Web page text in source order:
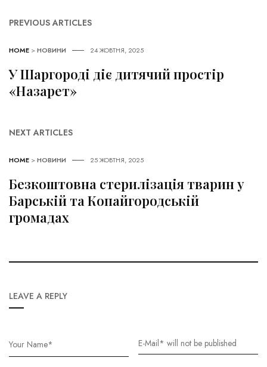
PREVIOUS ARTICLES
HOME >НОВИНИ 24 ЖОВТНЯ, 2025
У Шаргороді діє дитячий простір
«Назарет»
NEXT ARTICLES
HOME >НОВИНИ 25 ЖОВТНЯ, 2025
Безкоштовна стерилізація тварин у
Барській та Копайгородській
громадах
LEAVE A REPLY